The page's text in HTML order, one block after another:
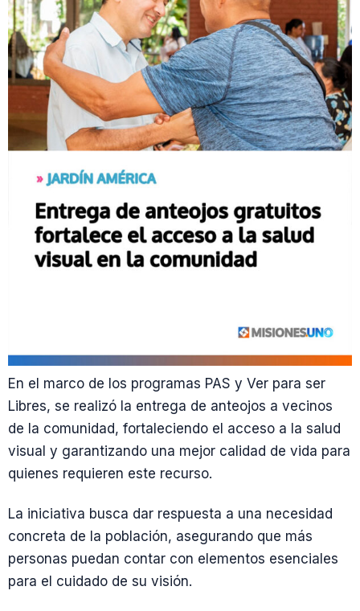
En el marco de los programas PAS y Ver para ser
Libres, se realizó la entrega de anteojos a vecinos
de la comunidad, fortaleciendo el acceso a la salud
visual y garantizando una mejor calidad de vida para
quienes requieren este recurso.
La iniciativa busca dar respuesta a una necesidad
concreta de la población, asegurando que más
personas puedan contar con elementos esenciales
para el cuidado de su visión.